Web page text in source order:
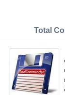
Total